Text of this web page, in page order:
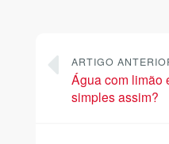
ARTIGO
Água com limão
simples assim?